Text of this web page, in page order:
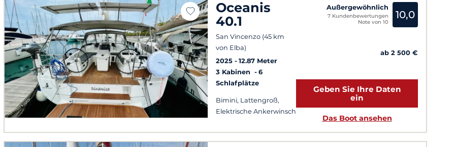
Oceanis
40.1
San Vincenzo (45 km
von Elba)
2025
12.87 Meter
3 Kabinen
6
Schlafplätze
Bimini, Lattengroß,
Elektrische Ankerwinsch
Außergewöhnlich
7 Kundenbewertungen
Note von 10
10,0
ab 2 500 €
Geben Sie Ihre Daten
ein
Das Boot ansehen